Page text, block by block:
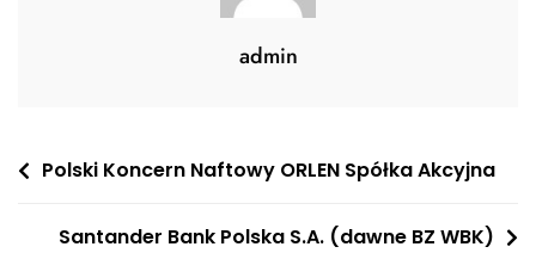
admin
Nawigacja
Polski Koncern Naftowy ORLEN Spółka Akcyjna
Santander Bank Polska S.A. (dawne BZ WBK)